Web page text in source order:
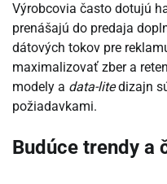
Výrobcovia často dotujú
prenášajú do predaja
dátových tokov pre
maximalizovať zber a
modely a data-litedizajn
požiadavkami.
Budúce trendy a